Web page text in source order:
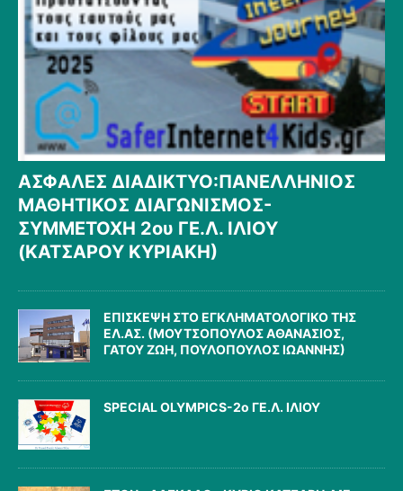
ΑΣΦΑΛΕΣ ΔΙΑΔΙΚΤΥΟ:ΠΑΝΕΛΛΗΝΙΟΣ
ΜΑΘΗΤΙΚΟΣ ΔΙΑΓΩΝΙΣΜΟΣ-
ΣΥΜΜΕΤΟΧΗ 2ου ΓΕ.Λ. ΙΛΙΟΥ
(ΚΑΤΣΑΡΟΥ ΚΥΡΙΑΚΗ)
ΕΠΙΣΚΕΨΗ ΣΤΟ ΕΓΚΛΗΜΑΤΟΛΟΓΙΚΟ ΤΗΣ
ΕΛ.ΑΣ. (ΜΟΥΤΣΟΠΟΥΛΟΣ ΑΘΑΝΑΣΙΟΣ,
ΓΑΤΟΥ ΖΩΗ, ΠΟΥΛΟΠΟΥΛΟΣ ΙΩΑΝΝΗΣ)
SPECIAL OLYMPICS-2ο ΓΕ.Λ. ΙΛΙΟΥ